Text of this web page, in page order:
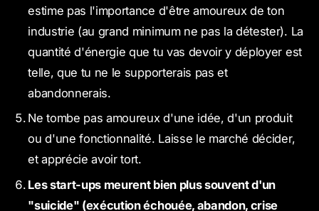
estime pas l'importance d'être amoureux de ton
industrie (au grand minimum ne pas la détester). La
quantité d'énergie que tu vas devoir y déployer est
telle, que tu ne le supporterais pas et
abandonnerais.
Ne tombe pas amoureux d'une idée, d'un produit
ou d'une fonctionnalité. Laisse le marché décider,
et apprécie avoir tort.
Les start-ups meurent bien plus souvent d'un
"suicide" (exécution échouée, abandon, crise